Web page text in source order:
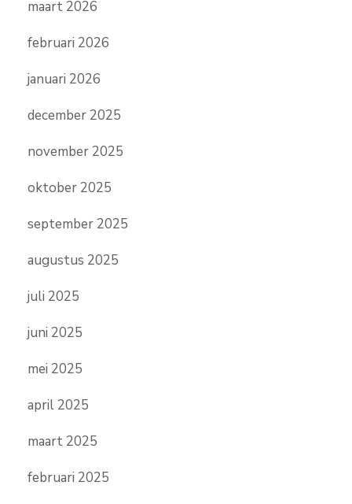
maart 2026
februari 2026
januari 2026
december 2025
november 2025
oktober 2025
september 2025
augustus 2025
juli 2025
juni 2025
mei 2025
april 2025
maart 2025
februari 2025